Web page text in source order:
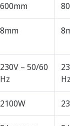
600mm
8mm
230V – 50/60
Hz
2100W